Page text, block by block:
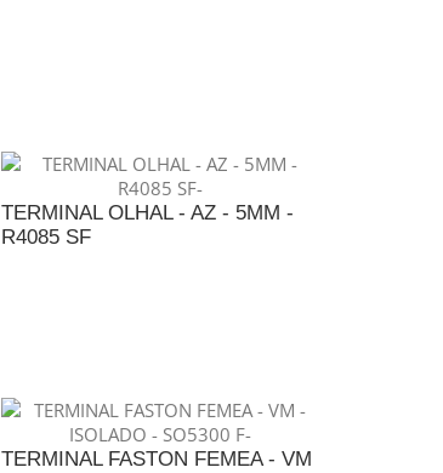
TERMINAL OLHAL - AZ - 5MM -
R4085 SF
TERMINAL FASTON FEMEA - VM